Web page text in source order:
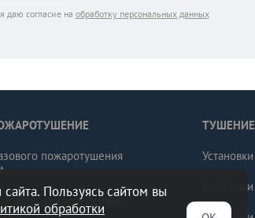
даю согласие на обработку персональных данных
пожаротушения
пожаротушения
Пользуясь сайтом вы
обработки